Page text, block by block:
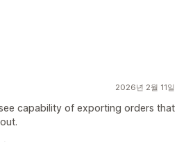
2026년 2월 11일
capability of exporting orders that